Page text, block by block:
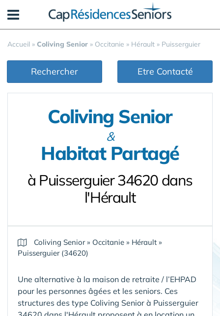
Accueil » Coliving Senior » Occitanie » Hérault » Puisserguier
Rechercher Etre Contacté
Coliving Senior
&
Habitat Partagé
à Puisserguier 34620 dans
l'Hérault
Coliving Senior» Occitanie » Hérault »
Puisserguier (34620)
Une alternative à la maison de retraite / l’EHPAD
pour les personnes âgées et les seniors. Ces
structures des type Coliving Senior à Puisserguier